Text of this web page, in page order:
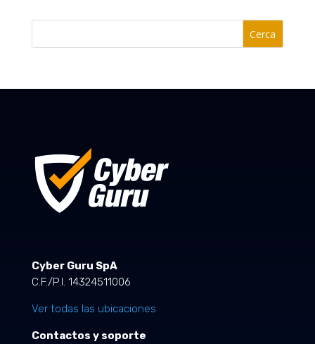
Cerca
Cyber Guru SpA
C.F./P.I. 14324511006
Ver todas las ubicaciones
Contactos y soporte